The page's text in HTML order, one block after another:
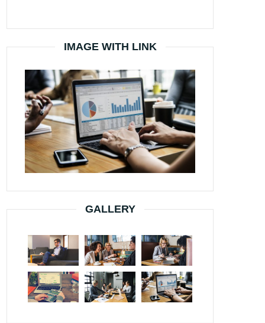
IMAGE WITH LINK
GALLERY